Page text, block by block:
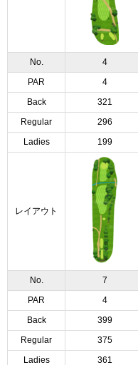
No. 4
PAR 4
Back 321
Regular 296
Ladies 199
レイアウト
No. 7
PAR 4
Back 399
Regular 375
Ladies 361